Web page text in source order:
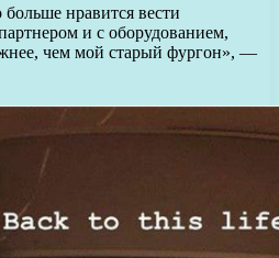
нравится вести
и с оборудованием,
чем мой старый фургон», —